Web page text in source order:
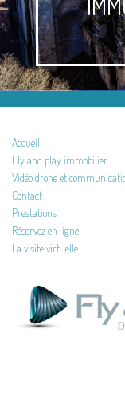
Accueil
Fly and play immobilier
Vidéo drone et
Contact
Prestations
Réservez en ligne
La visite virtuelle